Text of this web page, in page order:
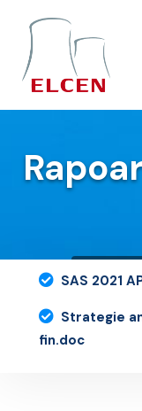
Acasa
SAS 2021
Strategie
fin.doc